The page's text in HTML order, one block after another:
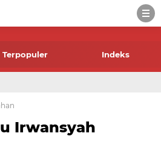
Terpopuler Indeks
Irwansyah